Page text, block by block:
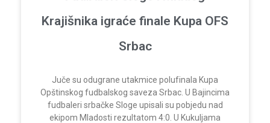
Krajišnika igraće finale Kupa OFS
Srbac
Juče su odugrane utakmice polufinala Kupa
Opštinskog fudbalskog saveza Srbac. U Bajincima
fudbaleri srbačke Sloge upisali su pobjedu nad
ekipom Mladosti rezultatom 4:0. U Kukuljama